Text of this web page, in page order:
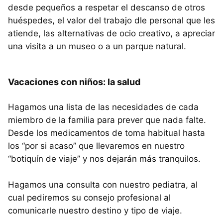
desde pequeños a respetar el descanso de otros
huéspedes, el valor del trabajo dle personal que les
atiende, las alternativas de ocio creativo, a apreciar
una visita a un museo o a un parque natural.
Vacaciones con niños: la salud
Hagamos una lista de las necesidades de cada
miembro de la familia para prever que nada falte.
Desde los medicamentos de toma habitual hasta
los “por si acaso” que llevaremos en nuestro
“botiquín de viaje” y nos dejarán más tranquilos.
Hagamos una consulta con nuestro pediatra, al
cual pediremos su consejo profesional al
comunicarle nuestro destino y tipo de viaje.